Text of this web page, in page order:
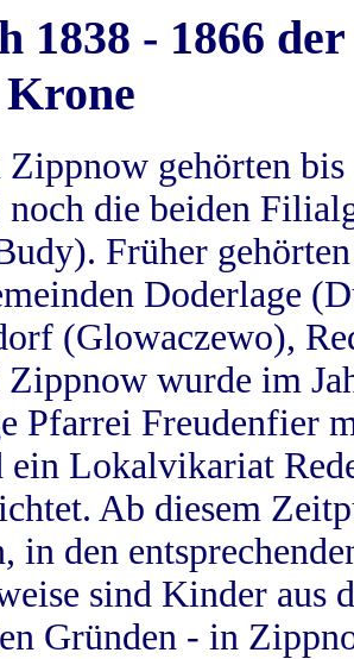
1838 - 1866
gehörten
die beiden
Früher
Doderlage
(Glowaczewo),
wurde im
Pfarrei Freudenfier
ein Lokalvikariat
Ab diesem
in den
sind Kinder aus
Gründen - in